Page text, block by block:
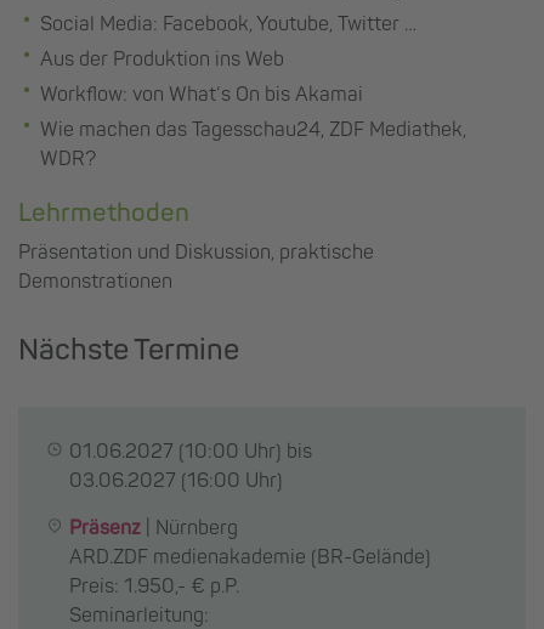
Social Media: Facebook, Youtube, Twitter …
Aus der Produktion ins Web
Workflow: von What‘s On bis Akamai
Wie machen das Tagesschau24, ZDF Mediathek,
WDR?
Lehrmethoden
Präsentation und Diskussion, praktische
Demonstrationen
Nächste Termine
01.06.2027 (10:00 Uhr) bis
03.06.2027 (16:00 Uhr)
Präsenz
Nürnberg
ARD.ZDF medienakademie (BR-Gelände)
Preis: 1.950,- € p.P.
Seminarleitung: